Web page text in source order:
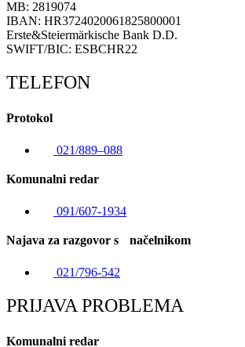
MB: 2819074
IBAN: HR3724020061825800001
Erste&Steiermärkische Bank D.D.
SWIFT/BIC: ESBCHR22
TELEFON
Protokol
021/889–088
Komunalni redar
091/607-1934
Najava za razgovor s načelnikom
021/796-542
PRIJAVA PROBLEMA
Komunalni redar